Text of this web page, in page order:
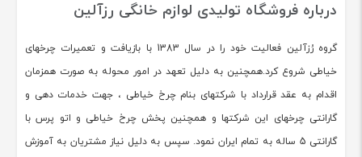
درباره فروشگاه تولیدی لوازم خانگی رزآلین
گروه رُزآلین فعالیت خود را در سال 1383 با بازیافت و تعمیرات چرخهای
خیاطی شروع کرد.همچنین به دلیل تعهد در امور محوله به صورت همزمان
اقدام به عقد قرارداد با شرکتهای بنام چرخ خیاطی ، جهت خدمات دهی و
گارانتی چرخهای این شرکتها و همچنین پخش چرخ خیاطی و اتو پرس با
گارانتی 5 ساله به تمام ایران نمود. سپس به دلیل نیاز مشتریان به آموزش